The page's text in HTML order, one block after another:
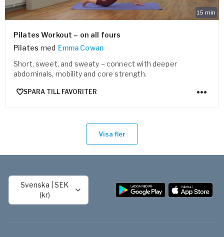
15 min
Pilates Workout – on all fours
Pilates med Emma Cowan
Short, sweet, and sweaty – connect with deeper
abdominals, mobility and core strength.
SPARA TILL FAVORITER
Visa fler
Svenska |SEK
(kr)